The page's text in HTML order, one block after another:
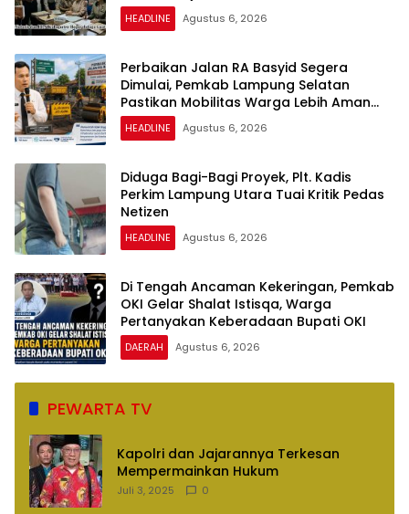
HEADLINE Agustus 6, 2026
Perbaikan Jalan RA Basyid Segera
Dimulai, Pemkab Lampung Selatan
Pastikan Mobilitas Warga Lebih Aman
dan Nyaman
HEADLINE Agustus 6, 2026
Diduga Bagi-Bagi Proyek, Plt. Kadis
Perkim Lampung Utara Tuai Kritik Pedas
Netizen
HEADLINE Agustus 6, 2026
Di Tengah Ancaman Kekeringan, Pemkab
OKI Gelar Shalat Istisqa, Warga
Pertanyakan Keberadaan Bupati OKI
DAERAH Agustus 6, 2026
PEWARTA TV
Kapolri dan Jajarannya Terkesan
Mempermainkan Hukum
Juli 3, 2025 0